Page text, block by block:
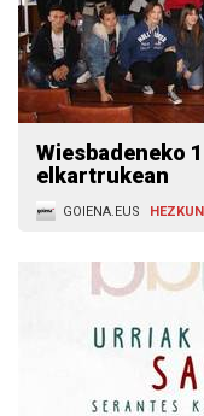
Wiesbadeneko
elkartrukean
GOIENA.EUS